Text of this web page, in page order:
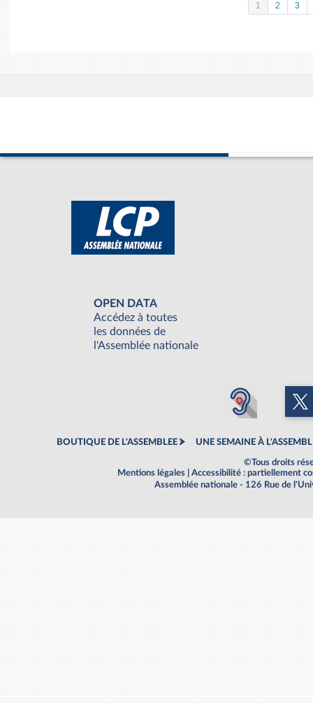
1 2 3
OPEN DATA
Accédez à toutes
les données de
l'Assemblée nationale
BOUTIQUE DE L'ASSEMBLEE UNE SEMAINE À
©Tous droits
Mentions légales
Accessibilité : partiellement
Assemblée nationale - 126 Rue de